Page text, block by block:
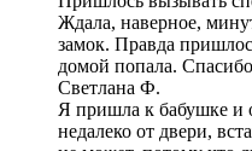
Ждала, наверное,
замок. Правда
домой попала.
Светлана Ф.
Я пришла к бабушке и
недалеко от двери,